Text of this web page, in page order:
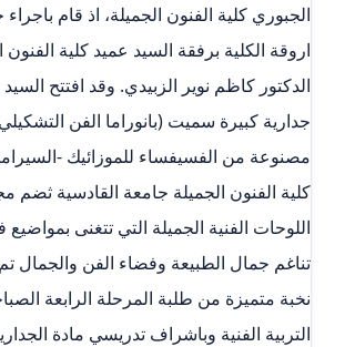
الجبوري كلية الفنون الجميلة، اذ قام
اروقة الكلية برفقة السيد عميد كلية الفنون
الدكتور كاظم نوير الزبيدي. وقد افتتح
جدارية كبيرة سميت (بانوراما الفن
مصنوعة من الفسيفساء للموزائيك -
كلية الفنون الجميلة جامعة القادسية
اللوحات الفنية الجميلة التي تتغنى بمواضيع
تناغم جمال الطبيعة وفضاء الفن والجمال
نخبة متميزة من طلبة المرحلة الرابعة
التربية الفنية وباشراف تدريسي مادة